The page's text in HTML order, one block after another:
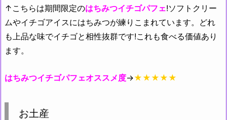
↑こちらは期間限定のはちみつイチゴパフェ!ソフトクリー
ムやイチゴアイスにはちみつが練りこまれています。どれ
も上品な味でイチゴと相性抜群です!これも食べる価値あり
ます。
はちみつイチゴパフェオススメ度→★★★★★
お土産